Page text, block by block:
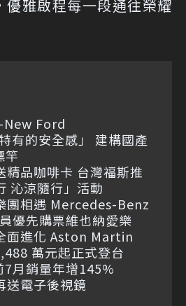
優雅啟程每一段通往榮耀
Ford
有的安全感」 建構國產
竿
精品咖啡卡 台灣福斯推
沁涼隨行」活動
團相遇 Mercedes-Benz
優先購票維也納愛樂
面進化 Aston Martin
萬元起正式登台
7月銷量年增145%
送電子後視鏡